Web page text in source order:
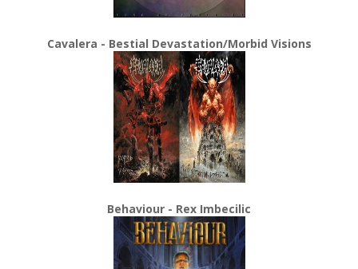
Cavalera - Bestial Devastation/Morbid Visions
Behaviour - Rex Imbecilic